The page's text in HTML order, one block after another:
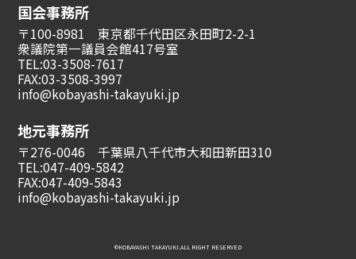
国会事務所
〒100-8981 東京都千代田区永田町2-2-1
衆議院第一議員会館417号室
TEL:03-3508-7617
FAX:03-3508-3997
info@kobayashi-takayuki.jp
地元事務所
〒276-0046 千葉県八千代市大和田新田310
TEL:047-409-5842
FAX:047-409-5843
info@kobayashi-takayuki.jp
©︎KOBAYASHI TAKAYUKI.ALL RIGHT RESERVED